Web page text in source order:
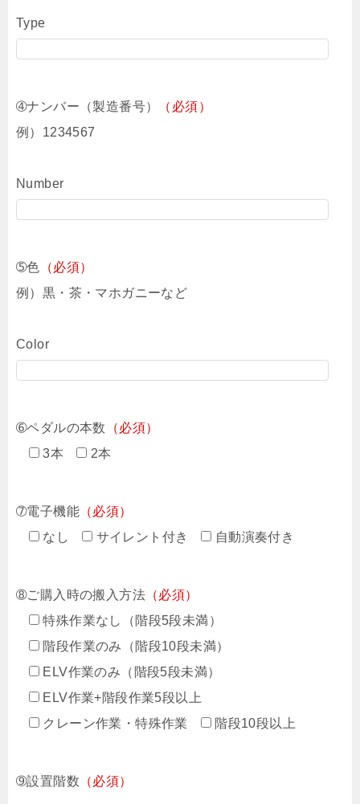
Type
➃ナンバー（製造番号）
（必須）
例）1234567
Number
➄色 （必須）
例）黒・茶・マホガニーなど
Color
➅ペダルの本数
（必須）
3本
2本
➆電子機能 （必須）
なし
サイレント付き 自動演奏付き
➇ご購入時の搬入方法 （必須）
特殊作業なし（階段5段未満）
階段作業のみ（階段10段未満）
ELV作業のみ（階段5段未満）
ELV作業+階段作業5段以上
クレーン作業・特殊作業
階段10段以上
➈設置階数 （必須）